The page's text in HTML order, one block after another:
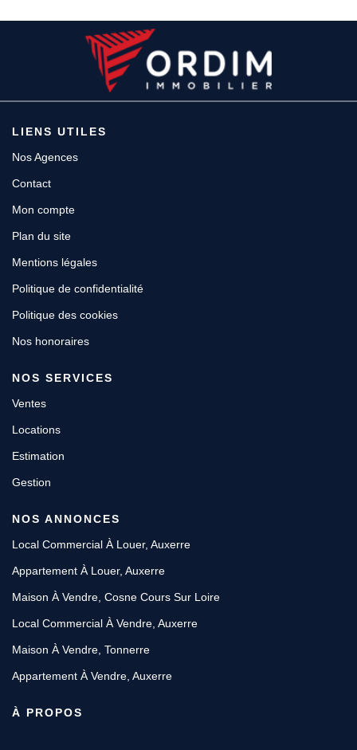
LIENS UTILES
Nos Agences
Contact
Mon compte
Plan du site
Mentions légales
Politique de confidentialité
Politique des cookies
Nos honoraires
NOS SERVICES
Ventes
Locations
Estimation
Gestion
NOS ANNONCES
Local Commercial À Louer, Auxerre
Appartement À Louer, Auxerre
Maison À Vendre, Cosne Cours Sur Loire
Local Commercial À Vendre, Auxerre
Maison À Vendre, Tonnerre
Appartement À Vendre, Auxerre
À PROPOS